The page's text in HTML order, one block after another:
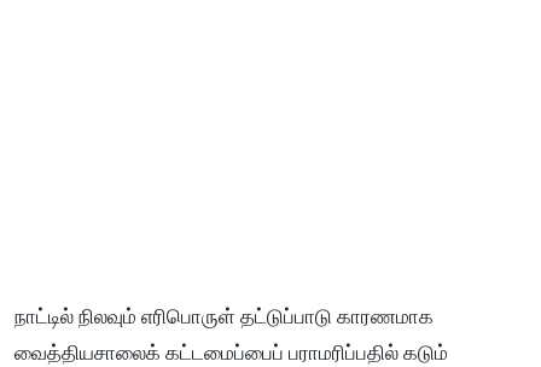
நாட்டில் நிலவும் எரிபொருள் தட்டுப்பாடு காரணமாக
வைத்தியசாலைக் கட்டமைப்பைப் பராமரிப்பதில் கடும்